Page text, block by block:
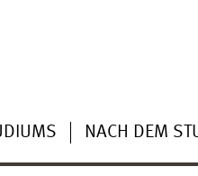
NACH DEM